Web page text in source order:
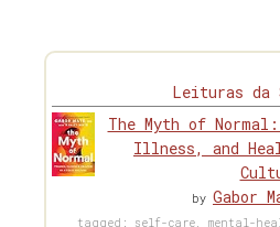
Leituras da
The Myth of Normal:
Illness, and
by Gabor
tagged: self-care, mental-